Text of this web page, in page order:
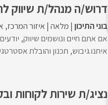
דרוש/ה מנהל/ת שיווק
בוני התיכון מלאה איזור המרכז
אם אתם חיים ונושמים שיווק,
איתנו.גיבוש, תכנון והובלת
נציג/ת שירות לקוחות